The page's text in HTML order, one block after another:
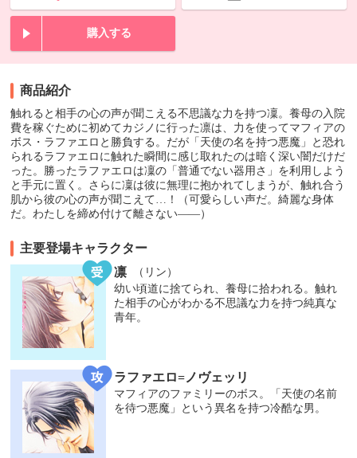
購入する
商品紹介
触れると相手の心の声が聞こえる不思議な力を持つ凜。養母の入院
費を稼ぐために初めてカジノに行った凛は、力を使ってマフィアの
ボス・ラファエロと勝負する。だが「天使の名を持つ悪魔」と恐れ
られるラファエロに触れた瞬間に感じ取れたのは暗く深い闇だけだ
った。勝ったラファエロは凜の「普通でない器用さ」を利用しよう
と手元に置く。さらに凜は彼に無理に抱かれてしまうが、触れ合う
肌から彼の心の声が聞こえて…！（可愛らしい声だ。綺麗な身体
だ。わたしを締め付けて離さない――）
主要登場キャラクター
凛
（リン）
幼い頃道に捨てられ、養母に拾われる。触れ
た相手の心がわかる不思議な力を持つ純真な
青年。
ラファエロ=ノヴェッリ
マフィアのファミリーのボス。「天使の名前
を待つ悪魔」という異名を持つ冷酷な男。